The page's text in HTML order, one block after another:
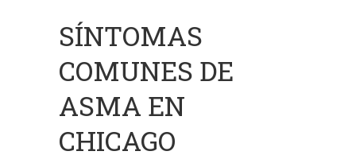
SÍNTOMAS
COMUNES DE
ASMA EN
CHICAGO